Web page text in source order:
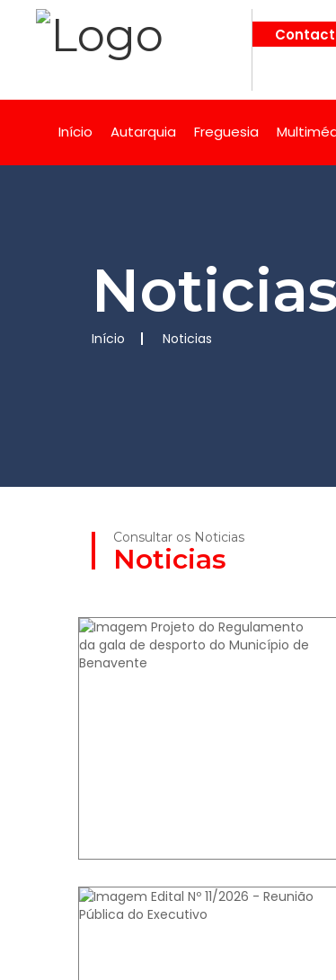
Início Autarquia Freguesia
Noticias
Início Noticias
Consultar os Noticias
Noticias